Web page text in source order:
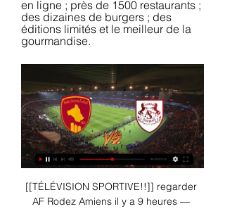
en ligne ; près de 1500 restaurants ;
des dizaines de burgers ; des
éditions limités et le meilleur de la
gourmandise.
[[TÉLÉVISION SPORTIVE!!]] regarder
AF Rodez Amiens il y a 9 heures —